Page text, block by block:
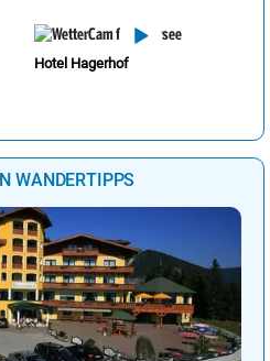
Hotel Hagerhof
WANDERTIPPS